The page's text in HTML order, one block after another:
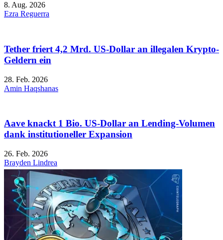
8. Aug. 2026
Ezra Reguerra
Tether friert 4,2 Mrd. US-Dollar an illegalen Krypto-
Geldern ein
28. Feb. 2026
Amin Haqshanas
Aave knackt 1 Bio. US-Dollar an Lending-Volumen
dank institutioneller Expansion
26. Feb. 2026
Brayden Lindrea